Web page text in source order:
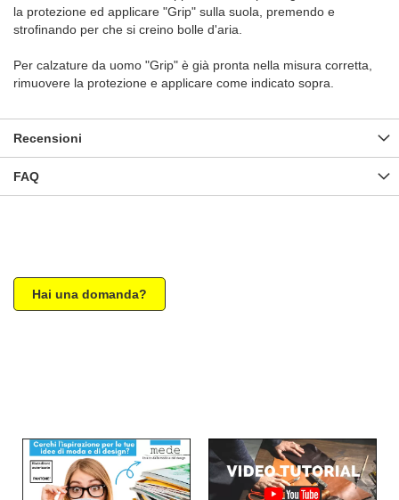
la protezione ed applicare "Grip" sulla suola, premendo e
strofinando per che si creino bolle d'aria.
Per calzature da uomo "Grip" è già pronta nella misura corretta,
rimuovere la protezione e applicare come indicato sopra.
Recensioni
FAQ
Hai una domanda?